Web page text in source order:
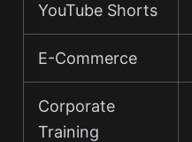
YouTube Shorts
E-Commerce
Corporate
Training